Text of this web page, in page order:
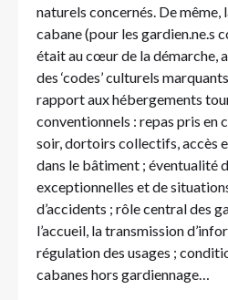
naturels concernés. De même,
cabane (pour les gardien.ne.s
était au cœur de la démarche,
des ‘codes’ culturels
rapport aux hébergements
conventionnels : repas pris en
soir, dortoirs collectifs, accès
dans le bâtiment ; éventualité
exceptionnelles et de
d’accidents ; rôle central des
l’accueil, la transmission
régulation des usages ;
cabanes hors gardiennage…